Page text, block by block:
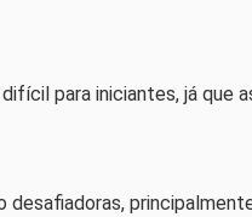
para iniciantes, já que
desafiadoras,